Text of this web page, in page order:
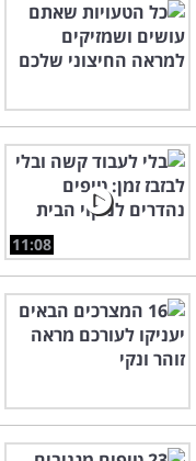
11:08